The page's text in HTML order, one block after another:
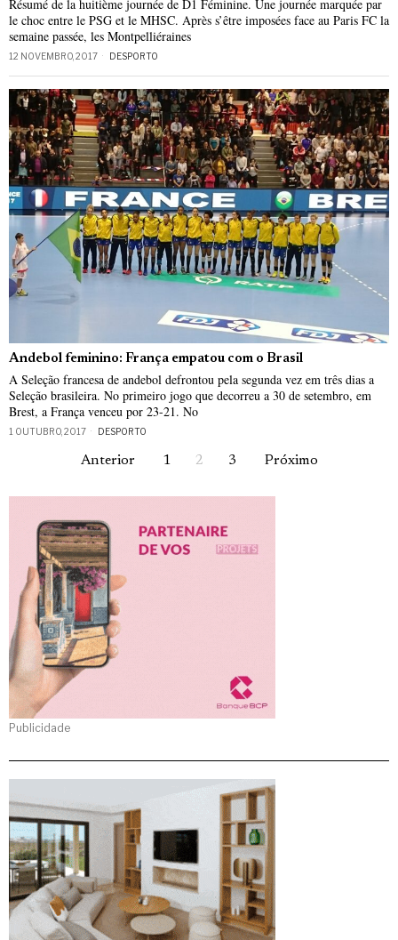
Résumé de la huitième journée de D1 Féminine. Une journée marquée par
le choc entre le PSG et le MHSC. Après s’être imposées face au Paris FC la
semaine passée, les Montpelliéraines
12 NOVEMBRO, 2017 DESPORTO
Andebol feminino: França empatou com o Brasil
A Seleção francesa de andebol defrontou pela segunda vez em três dias a
Seleção brasileira. No primeiro jogo que decorreu a 30 de setembro, em
Brest, a França venceu por 23-21. No
1 OUTUBRO, 2017 DESPORTO
Anterior 1 2 3 Próximo
Publicidade